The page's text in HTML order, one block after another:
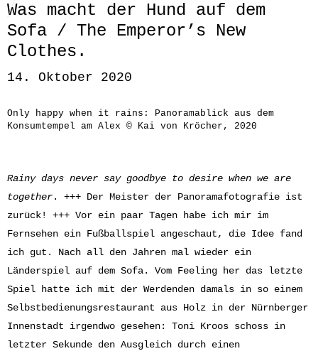
Was macht der Hund auf dem
Sofa / The Emperor’s New
Clothes.
14. Oktober 2020
Only happy when it rains: Panoramablick aus dem
Konsumtempel am Alex © Kai von Kröcher, 2020
Rainy days never say goodbye to desire when we are
together. +++ Der Meister der Panoramafotografie ist
zurück! +++ Vor ein paar Tagen habe ich mir im
Fernsehen ein Fußballspiel angeschaut, die Idee fand
ich gut. Nach all den Jahren mal wieder ein
Länderspiel auf dem Sofa. Vom Feeling her das letzte
Spiel hatte ich mit der Werdenden damals in so einem
Selbstbedienungsrestaurant aus Holz in der Nürnberger
Innenstadt irgendwo gesehen: Toni Kroos schoss in
letzter Sekunde den Ausgleich durch einen